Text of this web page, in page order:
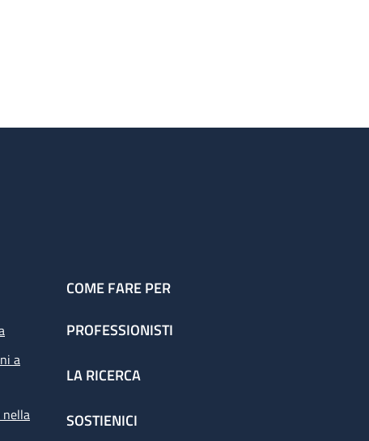
a
nella
COME FARE PER
PROFESSIONISTI
LA RICERCA
SOSTIENICI